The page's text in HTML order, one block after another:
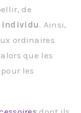
de
individu. Ainsi,
ordinaires
que les
les